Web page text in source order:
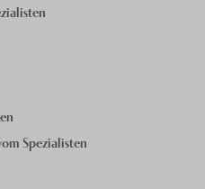
Spezialisten